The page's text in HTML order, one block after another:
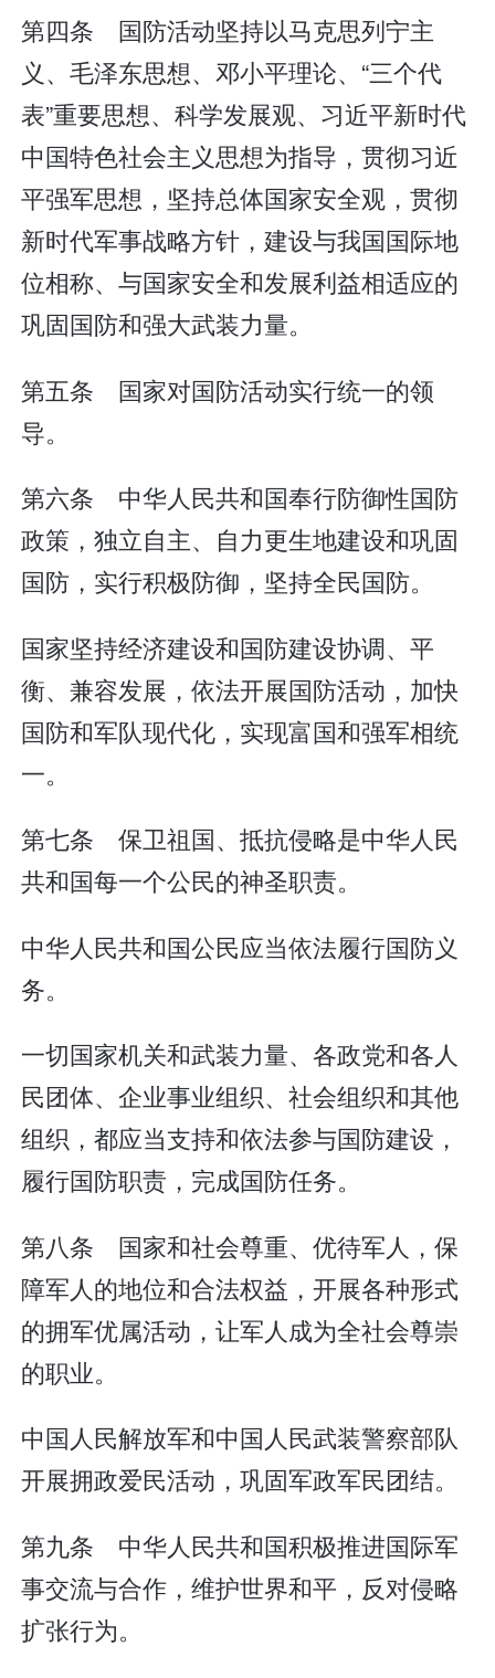
第四条 国防活动坚持以马克思列宁主
义、毛泽东思想、邓小平理论、“三个代
表”重要思想、科学发展观、习近平新时代
中国特色社会主义思想为指导，贯彻习近
平强军思想，坚持总体国家安全观，贯彻
新时代军事战略方针，建设与我国国际地
位相称、与国家安全和发展利益相适应的
巩固国防和强大武装力量。
第五条 国家对国防活动实行统一的领
导。
第六条 中华人民共和国奉行防御性国防
政策，独立自主、自力更生地建设和巩固
国防，实行积极防御，坚持全民国防。
国家坚持经济建设和国防建设协调、平
衡、兼容发展，依法开展国防活动，加快
国防和军队现代化，实现富国和强军相统
一。
第七条 保卫祖国、抵抗侵略是中华人民
共和国每一个公民的神圣职责。
中华人民共和国公民应当依法履行国防义
务。
一切国家机关和武装力量、各政党和各人
民团体、企业事业组织、社会组织和其他
组织，都应当支持和依法参与国防建设，
履行国防职责，完成国防任务。
第八条 国家和社会尊重、优待军人，保
障军人的地位和合法权益，开展各种形式
的拥军优属活动，让军人成为全社会尊崇
的职业。
中国人民解放军和中国人民武装警察部队
开展拥政爱民活动，巩固军政军民团结。
第九条 中华人民共和国积极推进国际军
事交流与合作，维护世界和平，反对侵略
扩张行为。